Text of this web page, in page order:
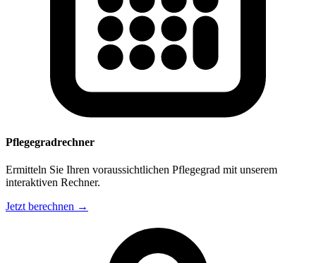
Pflegegradrechner
Ermitteln Sie Ihren voraussichtlichen Pflegegrad mit unserem
interaktiven Rechner.
Jetzt berechnen →